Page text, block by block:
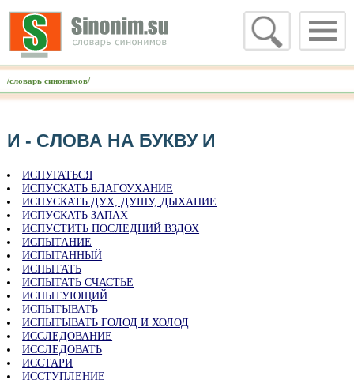
/словарь синонимов/
И - CЛОВА НА БУКВУ И
ИСПУГАТЬСЯ
ИСПУСКАТЬ БЛАГОУХАНИЕ
ИСПУСКАТЬ ДУХ, ДУШУ, ДЫХАНИЕ
ИСПУСКАТЬ ЗАПАХ
ИСПУСТИТЬ ПОСЛЕДНИЙ ВЗДОХ
ИСПЫТАНИЕ
ИСПЫТАННЫЙ
ИСПЫТАТЬ
ИСПЫТАТЬ СЧАСТЬЕ
ИСПЫТУЮЩИЙ
ИСПЫТЫВАТЬ
ИСПЫТЫВАТЬ ГОЛОД И ХОЛОД
ИССЛЕДОВАНИЕ
ИССЛЕДОВАТЬ
ИССТАРИ
ИССТУПЛЕНИЕ